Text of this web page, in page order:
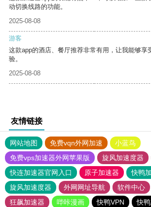
动切换线路的功能。
2025-08-08
游客
这款app的酒店、餐厅推荐非常有用，让我能够享
验。
2025-08-08
友情链接
网站地图 免费vqn外网加速
小蓝鸟
免费vps加速器外网苹果版
旋风加速度器
快连加速器官网入口
原子加速器
快鸭
旋风加速度器
外网网址导航 软件中心
狂飙加速器
哔咔漫画 快鸭VPN
快